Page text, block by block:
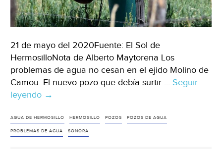
21 de mayo del 2020Fuente: El Sol de
HermosilloNota de Alberto Maytorena Los
problemas de agua no cesan en el ejido Molino de
Camou. El nuevo pozo que debía surtir … Seguir
leyendo Sonora:
de
Camou:
→
AGUA DE HERMOSILLO HERMOSILLO POZOS POZOS DE AGUA
PROBLEMAS DE AGUA SONORA